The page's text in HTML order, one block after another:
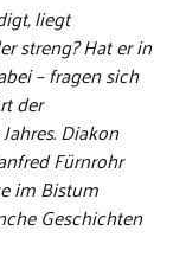
liegt
streng? Hat er in
– fragen sich
der
Diakon
Fürnrohr
im Bistum
Geschichten